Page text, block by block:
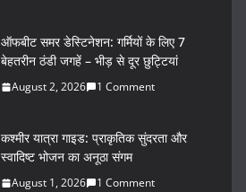
ऑफबीट समर डेस्टिनेशन: गर्मियों के लिए 7
बेहतरीन ठंडी जगहें – भीड़ से दूर छुट्टियां
August 2, 2026 1 Comment
कश्मीर यात्रा गाइड: प्राकृतिक सुंदरता और
स्वादिष्ट भोजन का अनूठा संगम
August 1, 2026 1 Comment